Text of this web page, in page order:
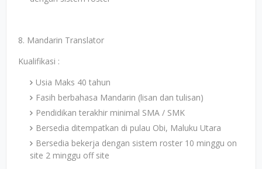
8. Mandarin Translator
Kualifikasi :
Usia Maks 40 tahun
Fasih berbahasa Mandarin (lisan dan tulisan)
Pendidikan terakhir minimal SMA / SMK
Bersedia ditempatkan di pulau Obi, Maluku Utara
Bersedia bekerja dengan sistem roster 10 minggu on
site 2 minggu off site